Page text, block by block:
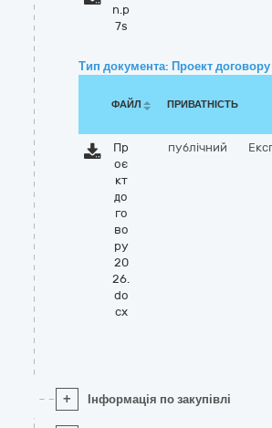
n.p
7s
Тип документа: Проект договору
ФАЙЛ ПРИВАТНІСТЬ
Пр
оє
кт
до
го
во
ру
20
26.
do
cx
публічний
+ Інформація по закупівлі